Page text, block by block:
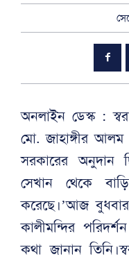
অনলাইন ডেস্ক :
মো. জাহাঙ্গীর
সরকারের অনুদান
সেখান থেকে
করেছে।’আজ
কালীমন্দির
কথা জানান